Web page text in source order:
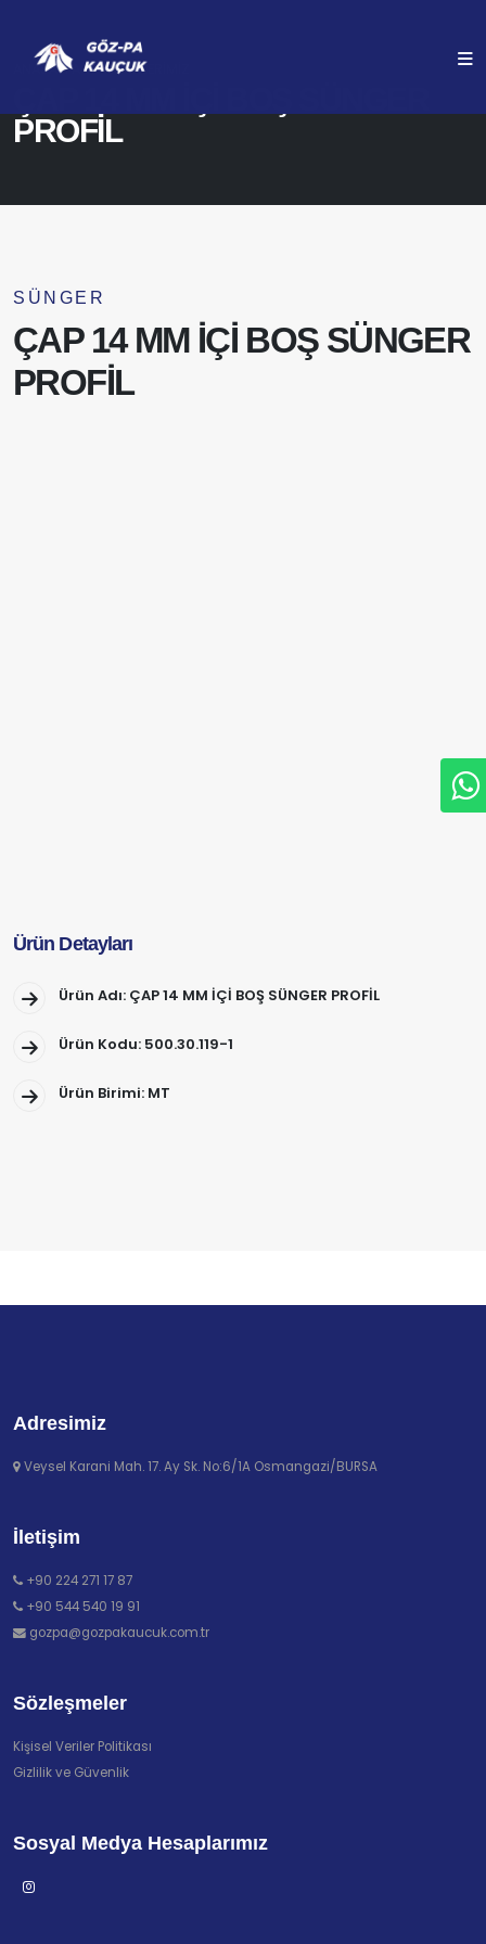
PROFİL
ANASAYFA ÜRÜNLERIMIZ
SÜNGER
ÇAP 14 MM İÇİ BOŞ SÜNGER
PROFİL
Ürün Detayları
Ürün Adı: ÇAP 14 MM İÇİ BOŞ SÜNGER PROFİL
Ürün Kodu: 500.30.119-1
Ürün Birimi: MT
Adresimiz
Veysel Karani Mah. 17. Ay Sk. No:6/1A Osmangazi/BURSA
İletişim
+90 224 271 17 87
+90 544 540 19 91
gozpa@gozpakaucuk.com.tr
Sözleşmeler
Kişisel Veriler Politikası
Gizlilik ve Güvenlik
Sosyal Medya Hesaplarımız